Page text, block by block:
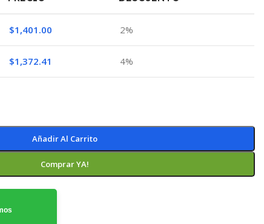
$1,401.00 2%
$1,372.41
4%
Añadir Al Carrito
Comprar YA!